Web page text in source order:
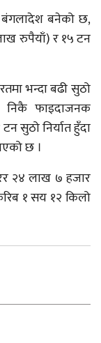
बंगलादेश बनेको छ,
रुपैयाँ) र १५ टन
भन्दा बढी सुठो
निकै फाइदाजनक
सुठो निर्यात हुँदा
छ ।
२४ लाख ७ हजार
१ सय १२ किलो